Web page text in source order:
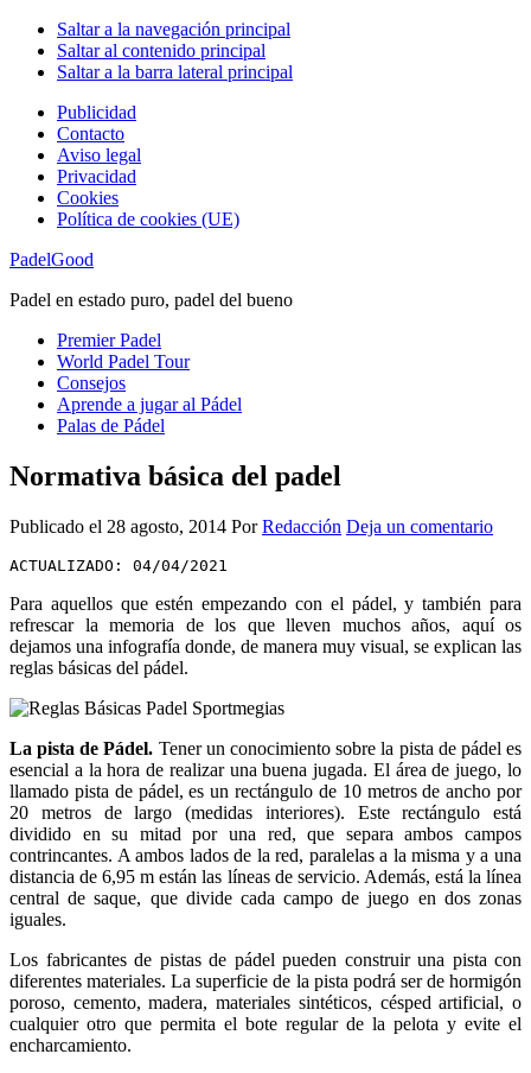
Saltar a la navegación principal
Saltar al contenido principal
Saltar a la barra lateral principal
Publicidad
Contacto
Aviso legal
Privacidad
Cookies
Política de cookies (UE)
PadelGood
Padel en estado puro, padel del bueno
Premier Padel
World Padel Tour
Consejos
Aprende a jugar al Pádel
Palas de Pádel
Normativa básica del padel
Publicado el 28 agosto, 2014 PorRedacción Deja un comentario
ACTUALIZADO: 04/04/2021
Para aquellos que estén empezando con el pádel, y también para
refrescar la memoria de los que lleven muchos años, aquí os
dejamos una infografía donde, de manera muy visual, se explican las
reglas básicas del pádel.
La pista de Pádel. Tener un conocimiento sobre la pista de pádel es
esencial a la hora de realizar una buena jugada. El área de juego, lo
llamado pista de pádel, es un rectángulo de 10 metros de ancho por
20 metros de largo (medidas interiores). Este rectángulo está
dividido en su mitad por una red, que separa ambos campos
contrincantes. A ambos lados de la red, paralelas a la misma y a una
distancia de 6,95 m están las líneas de servicio. Además, está la línea
central de saque, que divide cada campo de juego en dos zonas
iguales.
Los fabricantes de pistas de pádel pueden construir una pista con
diferentes materiales. La superficie de la pista podrá ser de hormigón
poroso, cemento, madera, materiales sintéticos, césped artificial, o
cualquier otro que permita el bote regular de la pelota y evite el
encharcamiento.